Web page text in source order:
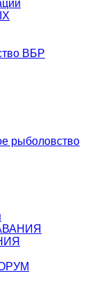
ВБР
рыболовство